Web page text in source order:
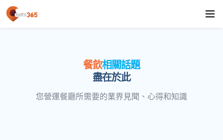
餐飲相關話題
盡在於此
您營運餐廳所需要的業界見聞、心得和知識